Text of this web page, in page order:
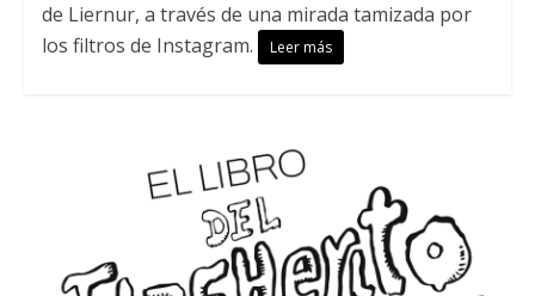
de Liernur, a través de una mirada tamizada por
los filtros de Instagram.
Leer más